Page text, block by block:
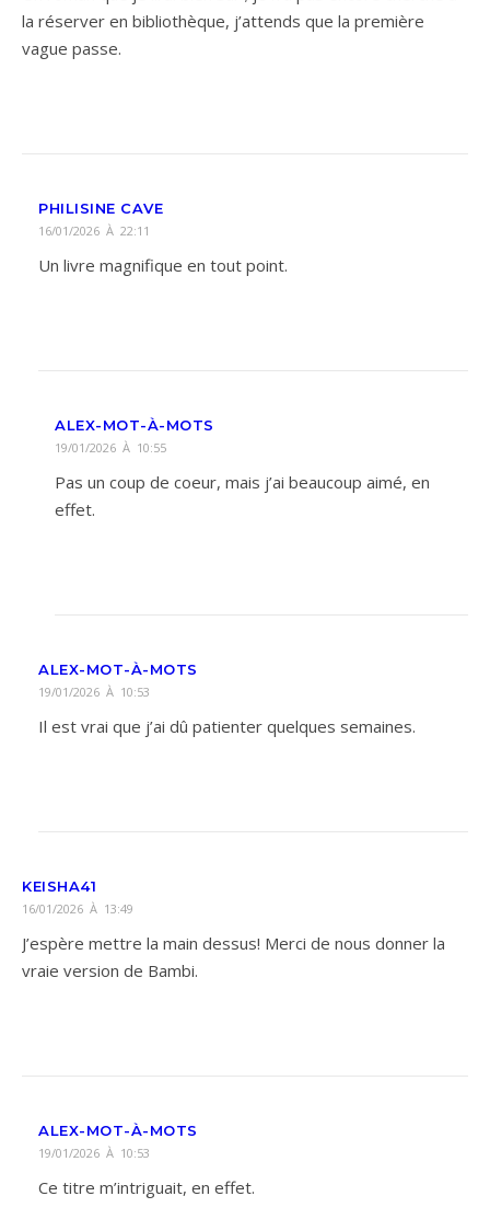
la réserver en bibliothèque, j’attends que la première
vague passe.
PHILISINE CAVE
16/01/2026 À 22:11
Un livre magnifique en tout point.
ALEX-MOT-À-MOTS
19/01/2026 À 10:55
Pas un coup de coeur, mais j’ai beaucoup aimé, en
effet.
ALEX-MOT-À-MOTS
19/01/2026 À 10:53
Il est vrai que j’ai dû patienter quelques semaines.
KEISHA41
16/01/2026 À 13:49
J’espère mettre la main dessus! Merci de nous donner la
vraie version de Bambi.
ALEX-MOT-À-MOTS
19/01/2026 À 10:53
Ce titre m’intriguait, en effet.